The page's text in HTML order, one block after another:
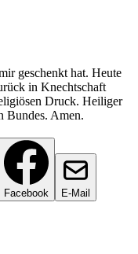
geschenkt hat. Heute
in Knechtschaft
Druck. Heiliger
Bundes. Amen.
Facebook E-Mail